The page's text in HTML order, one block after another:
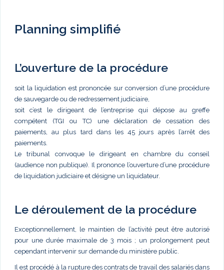
Planning simplifié
L’ouverture de la procédure
soit la liquidation est prononcée sur conversion d’une procédure
de sauvegarde ou de redressement judiciaire,
soit c’est le dirigeant de l’entreprise qui dépose au greffe
compétent (TGI ou TC) une déclaration de cessation des
paiements, au plus tard dans les 45 jours après l’arrêt des
paiements.
Le tribunal convoque le dirigeant en chambre du conseil
(audience non publique). Il prononce l’ouverture d’une procédure
de liquidation judiciaire et désigne un liquidateur.
Le déroulement de la procédure
Exceptionnellement, le maintien de l’activité peut être autorisé
pour une durée maximale de 3 mois ; un prolongement peut
cependant intervenir sur demande du ministère public.
Il est procédé à la rupture des contrats de travail des salariés dans